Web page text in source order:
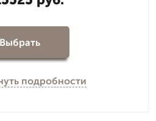
Выбрать
подробности